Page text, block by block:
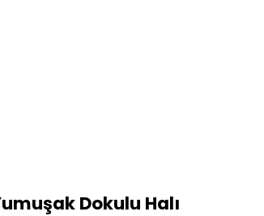
Dokulu Halı